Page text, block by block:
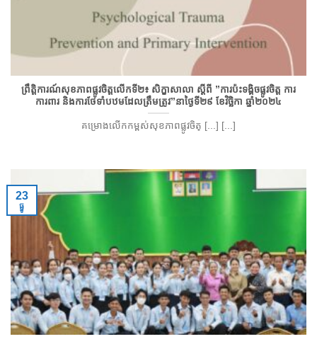
ព្រឹត្តិការណ៍សុខភាពផ្លូវចិត្តលើកទី២៖ សិក្ខាសាលា ស្ដីពី ”ការប៉ះទង្គិចផ្លូវចិត្ត ការ
ការពារ និងការថែទាំបឋមដែលត្រឹមត្រូវ”នាថ្ងៃទី២៩ ខែវិចិ្ឆកា ឆ្នាំ២០២៤
គម្រោងលើកកម្ពស់សុខភាពផ្លូវចិត្ [...] [...]
23
ធ្នូ